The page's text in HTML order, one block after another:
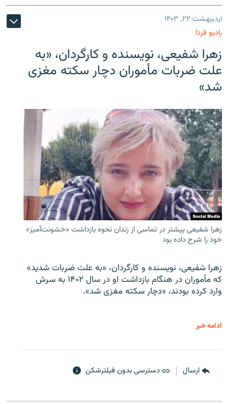
اردیبهشت ۲۲, ۱۴۰۳
رادیو فردا
زهرا شفیعی، نویسنده و کارگردان، «به
علت ضربات مأموران دچار سکته مغزی
شد»
زهرا شفیعی پیشتر در تماسی از زندان نحوه بازداشت «خشونت‌آمیز»
خود را شرح داده بود
زهرا شفیعی، نویسنده و کارگردان، «به علت ضربات شدید»
که مأموران در هنگام بازداشت او در سال ۱۴۰۲ به سرش
وارد کرده بودند، «دچار سکته مغزی شد».
ادامه خبر
ارسال دسترسی بدون فیلترشکن